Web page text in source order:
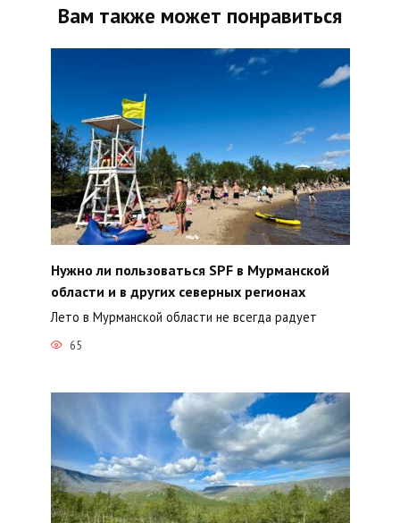
Вам также может понравиться
Нужно ли пользоваться SPF в Мурманской
области и в других северных регионах
Лето в Мурманской области не всегда радует
65